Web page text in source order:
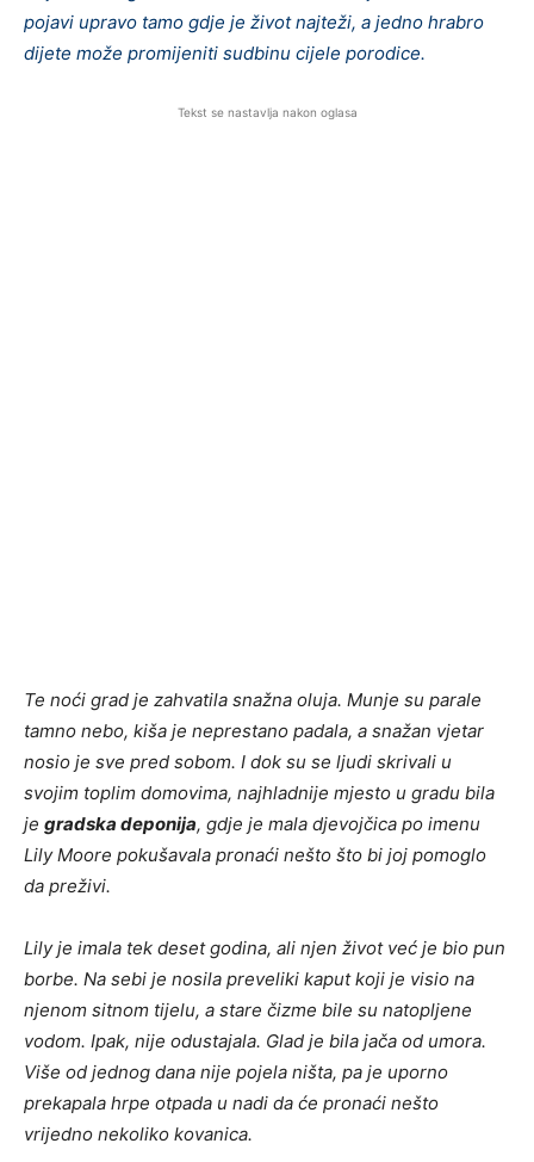
pojavi upravo tamo gdje je život najteži, a jedno hrabro
dijete može promijeniti sudbinu cijele porodice.
Tekst se nastavlja nakon oglasa
Te noći grad je zahvatila snažna oluja. Munje su parale
tamno nebo, kiša je neprestano padala, a snažan vjetar
nosio je sve pred sobom. I dok su se ljudi skrivali u
svojim toplim domovima, najhladnije mjesto u gradu bila
je gradska deponija, gdje je mala djevojčica po imenu
Lily Moore pokušavala pronaći nešto što bi joj pomoglo
da preživi.
Lily je imala tek deset godina, ali njen život već je bio pun
borbe. Na sebi je nosila preveliki kaput koji je visio na
njenom sitnom tijelu, a stare čizme bile su natopljene
vodom. Ipak, nije odustajala. Glad je bila jača od umora.
Više od jednog dana nije pojela ništa, pa je uporno
prekapala hrpe otpada u nadi da će pronaći nešto
vrijedno nekoliko kovanica.